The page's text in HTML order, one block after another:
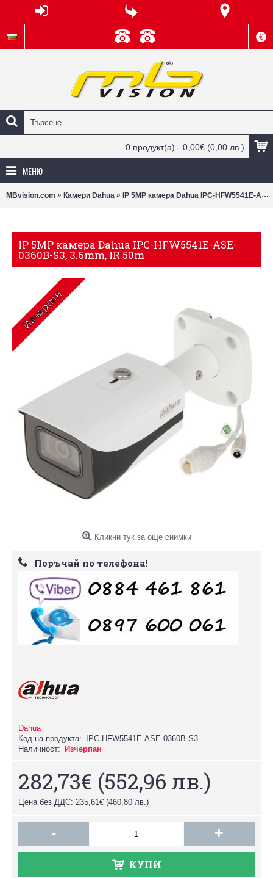
€
0 продукт(а) - 0,00€ (0,00 лв.)
МЕНЮ
MBvision.com » Камери Dahua » IP 5MP камера Dahua IPC-HFW5541E-ASE-0360B-S3, 3.6mm, IR 50m
IP 5MP камера Dahua IPC-HFW5541E-ASE-
0360B-S3, 3.6mm, IR 50m
Кликни тук за още снимки
Поръчай по телефона!
Dahua
Код на продукта:
IPC-HFW5541E-ASE-0360B-S3
Наличност:
Изчерпан
282,73€ (552,96 лв.)
Цена без ДДС: 235,61€ (460,80 лв.)
- +
КУПИ